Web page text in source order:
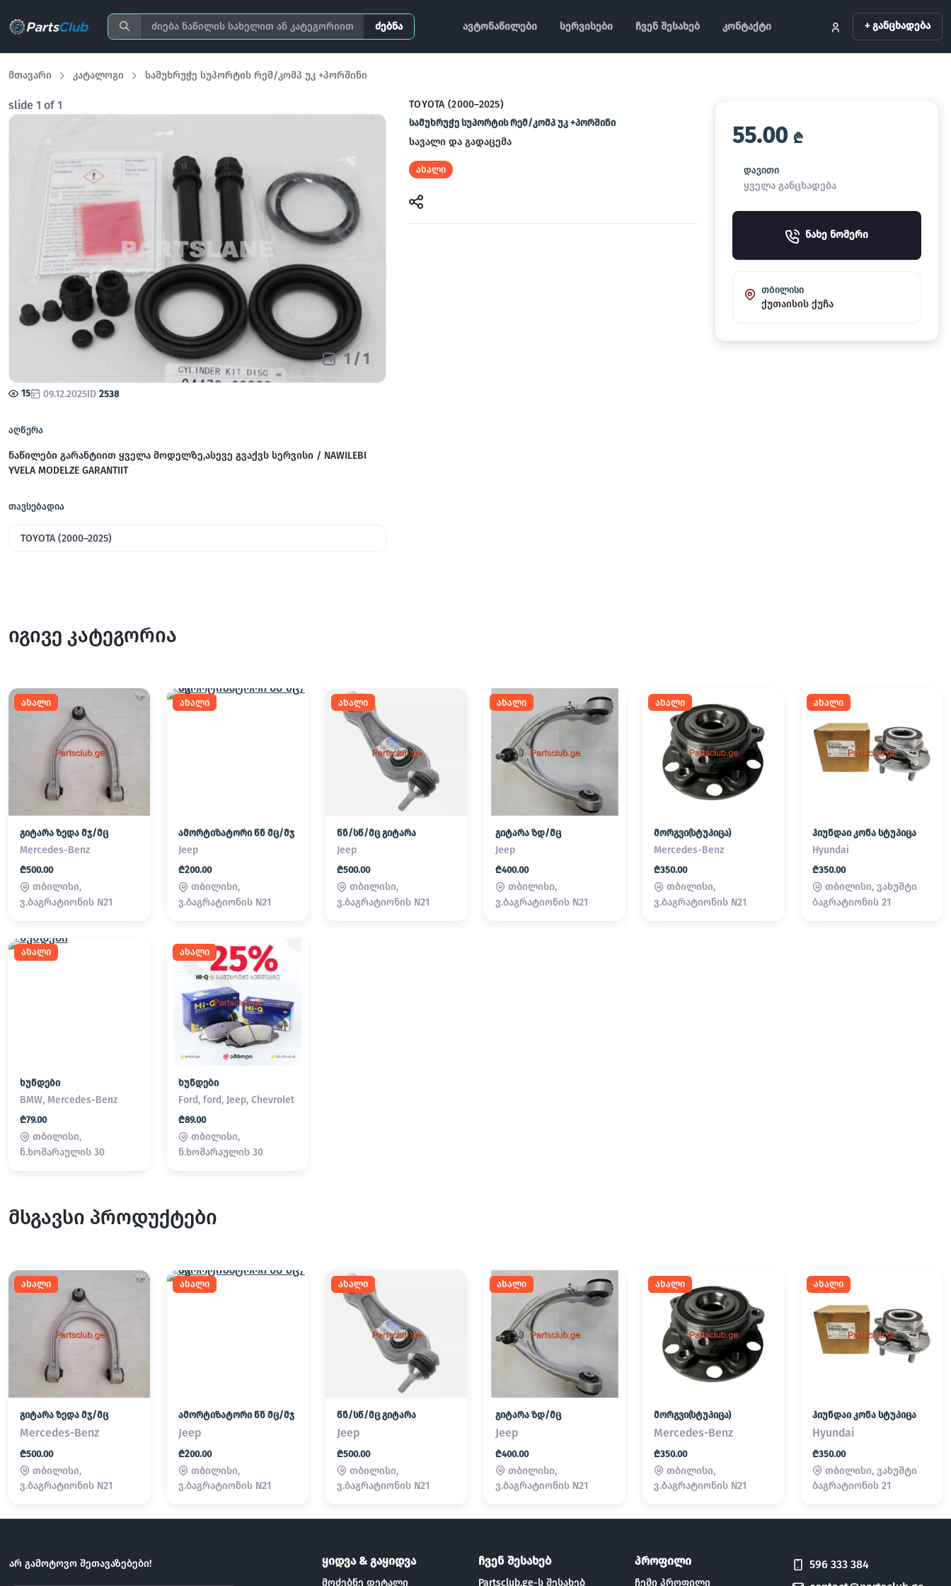
ძებნა ავტონაწილები სერვისები ჩვენ შესახებ კონტაქტი + განცხადება
მთავარი კატალოგი სამუხრუჭე სუპორტის რემ/კომპ უკ +პორშინი
1 /1
slide 1 of 1
15 09.12.2025ID 2538
აღწერა
ნაწილები გარანტიით ყველა მოდელზე,ასევე გვაქვს სერვისი / NAWILEBI
YVELA MODELZE GARANTIIT
თავსებადია
TOYOTA (2000–2025)
TOYOTA (2000–2025)
სამუხრუჭე სუპორტის რემ/კომპ უკ +პორშინი
სავალი და გადაცემა
ახალი
55.00 ₾
დავითი
ყველა განცხადება
ნახე ნომერი
თბილისი
ქუთაისის ქუჩა
იგივე კატეგორია
ახალი
გიტარა ზედა მჯ/მც
Mercedes-Benz
₾500.00
თბილისი,
ვ.ბაგრატიონის N21
ახალი
ამორტიზატორი წნ მც/მჯ
Jeep
₾200.00
თბილისი,
ვ.ბაგრატიონის N21
ახალი
წნ/სწ/მც გიტარა
Jeep
₾500.00
თბილისი,
ვ.ბაგრატიონის N21
ახალი
გიტარა ზდ/მც
Jeep
₾400.00
თბილისი,
ვ.ბაგრატიონის N21
ახალი
მორგვი(სტუპიცა)
Mercedes-Benz
₾350.00
თბილისი,
ვ.ბაგრატიონის N21
ახალი
ჰიუნდაი კონა სტუპიცა
Hyundai
₾350.00
თბილისი, ვახუშტი
ბაგრატიონის 21
ახალი
ხუნდები
BMW, Mercedes-Benz
₾79.00
თბილისი,
ნ.ხოშარაულის 30
ახალი
ხუნდები
Ford, ford, Jeep, Chevrolet
₾89.00
თბილისი,
ნ.ხოშარაულის 30
მსგავსი პროდუქტები
ახალი
გიტარა ზედა მჯ/მც
Mercedes-Benz
₾500.00
თბილისი,
ვ.ბაგრატიონის N21
ახალი
ამორტიზატორი წნ მც/მჯ
Jeep
₾200.00
თბილისი,
ვ.ბაგრატიონის N21
ახალი
წნ/სწ/მც გიტარა
Jeep
₾500.00
თბილისი,
ვ.ბაგრატიონის N21
ახალი
გიტარა ზდ/მც
Jeep
₾400.00
თბილისი,
ვ.ბაგრატიონის N21
ახალი
მორგვი(სტუპიცა)
Mercedes-Benz
₾350.00
თბილისი,
ვ.ბაგრატიონის N21
ახალი
ჰიუნდაი კონა სტუპიცა
Hyundai
₾350.00
თბილისი, ვახუშტი
ბაგრატიონის 21
არ გამოტოვო შეთავაზებები! ყიდვა & გაყიდვა
მოძებნე დეტალი
ჩვენ შესახებ
Partsclub.ge-ს შესახებ
პროფილი
ჩემი პროფილი
596 333 384